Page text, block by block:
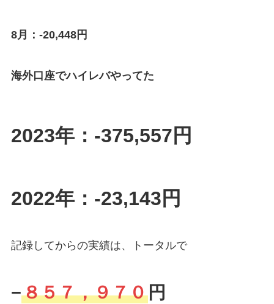
8月：-20,448円
海外口座でハイレバやってた
2023年：-375,557円
2022年：-23,143円
記録してからの実績は、トータルで
−８５７，９７０円